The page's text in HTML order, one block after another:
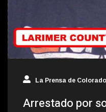
La Prensa de Colorado
Arrestado por